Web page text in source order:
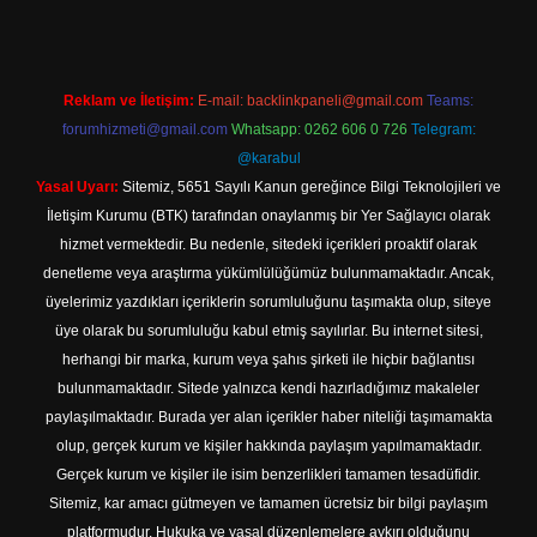
Reklam ve İletişim: E-mail: backlinkpaneli@gmail.com Teams:
forumhizmeti@gmail.com Whatsapp: 0262 606 0 726 Telegram:
@karabul
Yasal Uyarı: Sitemiz, 5651 Sayılı Kanun gereğince Bilgi Teknolojileri ve
İletişim Kurumu (BTK) tarafından onaylanmış bir Yer Sağlayıcı olarak
hizmet vermektedir. Bu nedenle, sitedeki içerikleri proaktif olarak
denetleme veya araştırma yükümlülüğümüz bulunmamaktadır. Ancak,
üyelerimiz yazdıkları içeriklerin sorumluluğunu taşımakta olup, siteye
üye olarak bu sorumluluğu kabul etmiş sayılırlar. Bu internet sitesi,
herhangi bir marka, kurum veya şahıs şirketi ile hiçbir bağlantısı
bulunmamaktadır. Sitede yalnızca kendi hazırladığımız makaleler
paylaşılmaktadır. Burada yer alan içerikler haber niteliği taşımamakta
olup, gerçek kurum ve kişiler hakkında paylaşım yapılmamaktadır.
Gerçek kurum ve kişiler ile isim benzerlikleri tamamen tesadüfidir.
Sitemiz, kar amacı gütmeyen ve tamamen ücretsiz bir bilgi paylaşım
platformudur. Hukuka ve yasal düzenlemelere aykırı olduğunu